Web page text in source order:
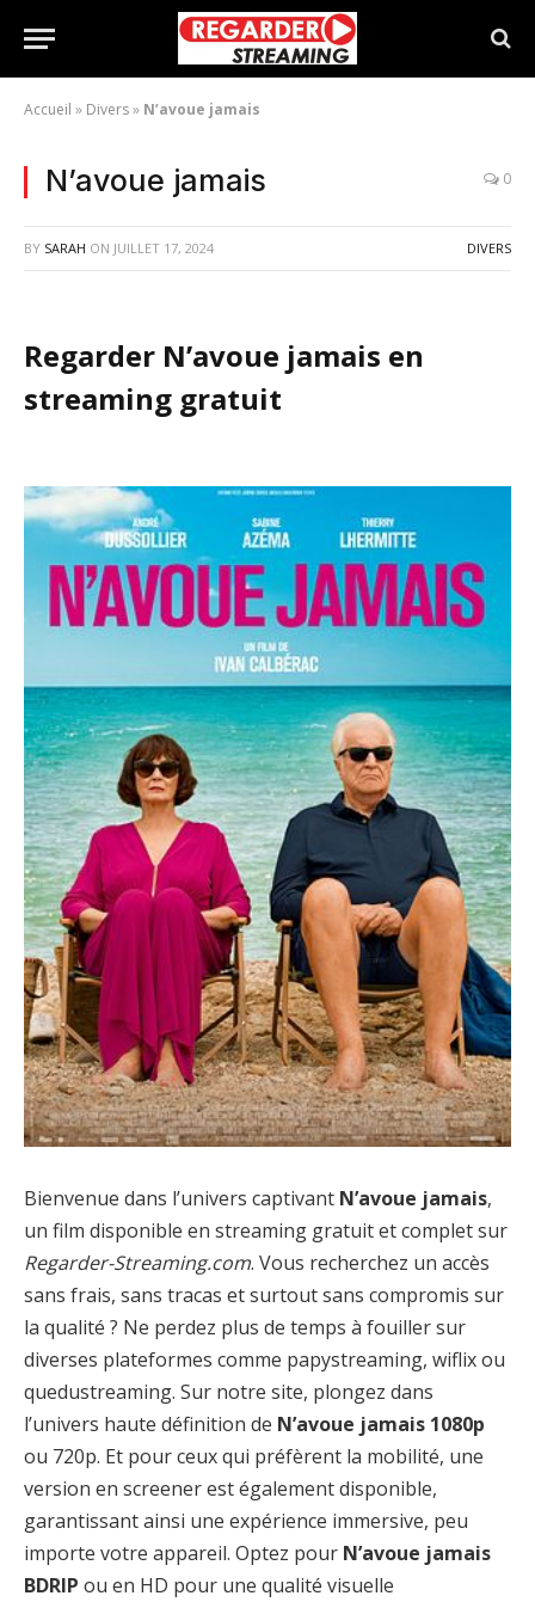
Accueil » Divers» N’avoue jamais
N’avoue jamais 0
BY SARAH ON JUILLET 17, 2024 DIVERS
Regarder N’avoue jamais en
streaming gratuit
Bienvenue dans l’univers captivant N’avoue jamais,
un film disponible en streaming gratuit et complet sur
Regarder-Streaming.com. Vous recherchez un accès
sans frais, sans tracas et surtout sans compromis sur
la qualité ? Ne perdez plus de temps à fouiller sur
diverses plateformes comme papystreaming, wiflix ou
quedustreaming. Sur notre site, plongez dans
l’univers haute définition de N’avoue jamais 1080p
ou 720p. Et pour ceux qui préfèrent la mobilité, une
version en screener est également disponible,
garantissant ainsi une expérience immersive, peu
importe votre appareil. Optez pour N’avoue jamais
BDRIP ou en HD pour une qualité visuelle